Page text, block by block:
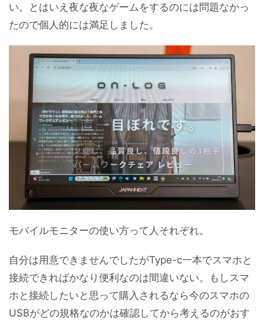
い。とはいえ夜な夜なゲームをするのには問題なかっ
たので個人的には満足しました。
モバイルモニターの使い方って人それぞれ。
自分は用意できませんでしたがType-c一本でスマホと
接続できればかなり便利なのは間違いない。もしスマ
ホと接続したいと思って購入されるなら今のスマホの
USBがどの規格なのかは確認してから考えるのがおす